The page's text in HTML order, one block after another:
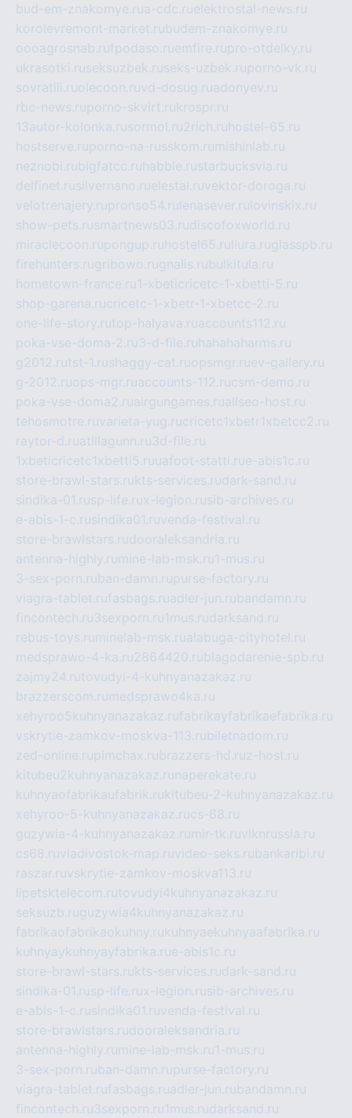
bud-em-znakomye.rua-cdc.ruelektrostal-news.ru
korolevremont-market.rubudem-znakomye.ru
oooagrosnab.rufpodaso.ruemfire.rupro-otdelky.ru
ukrasotki.ruseksuzbek.ruseks-uzbek.ruporno-vk.ru
sovratili.ruolecoon.ruvd-dosug.ruadonyev.ru
rbc-news.ruporno-skvirt.rukrospr.ru
13autor-kolonka.rusormol.ru2rich.ru hostel-65.ru
hostserve.ruporno-na-russkom.ru mishinlab.ru
neznobi.rubigfatcc.ru habble.rustarbucksvia.ru
delfinet.rusilvernano.ruelestal.ruvektor-doroga.ru
velotrenajery.rupronso54.ru lenasever.ru lovinskix.ru
show-pets.rusmartnews03.rudiscofoxworld.ru
miraclecoon.rupongup.ru hostel65.ru liura.ruglasspb.ru
firehunters.rugribowo.rugnalis.rubulkitula.ru
hometown-france.ru1-xbeticricetc-1-xbetti-5.ru
shop-garena.rucricetc-1-xbetr-1-xbetcc-2.ru
one-life-story.rutop-halyava.ruaccounts112.ru
poka-vse-doma-2.ru3-d-file.ru hahahaharms.ru
g2012.rutst-1.rushaggy-cat.ruopsmgr.ruev-gallery.ru
g-2012.ruops-mgr.ruaccounts-112.rucsm-demo.ru
poka-vse-doma2.ruairgungames.ruallseo-host.ru
tehosmotre.ruvarieta-yug.rucricetc1xbetr1xbetcc2.ru
raytor-d.ruatillagunn.ru3d-file.ru
1xbeticricetc1xbetti5.ruuafoot-statti.rue-abis1c.ru
store-brawl-stars.rukts-services.rudark-sand.ru
sindika-01.rusp-life.rux-legion.rusib-archives.ru
e-abis-1-c.rusindika01.ruvenda-festival.ru
store-brawlstars.rudooraleksandria.ru
antenna-highly.ru mine-lab-msk.ru1-mus.ru
3-sex-porn.ruban-damn.rupurse-factory.ru
viagra-tablet.rufasbags.ruadler-jun.rubandamn.ru
fincontech.ru3sexporn.ru1mus.rudarksand.ru
rebus-toys.ru minelab-msk.rualabuga-cityhotel.ru
medsprawo-4-ka.ru2864420.rublagodarenie-spb.ru
zajmy24.rutovudyi-4-kuhnyanazakaz.ru
brazzerscom.ru medsprawo4ka.ru
xehyroo5kuhnyanazakaz.rufabrikayfabrikaefabrika.ru
vskrytie-zamkov-moskva-113.rubiletnadom.ru
zed-online.rupimchax.rubrazzers-hd.ruz-host.ru
kitubeu2kuhnyanazakaz.ru naperekate.ru
kuhnyaofabrikaufabrik.rukitubeu-2-kuhnyanazakaz.ru
xehyroo-5-kuhnyanazakaz.rucs-68.ru
guzywia-4-kuhnyanazakaz.ru mir-tk.ruvlknrussia.ru
cs68.ruvladivostok-map.ruvideo-seks.rubankaribi.ru
raszar.ruvskrytie-zamkov-moskva113.ru
lipetsktelecom.rutovudyi4kuhnyanazakaz.ru
seksuzb.ruguzywia4kuhnyanazakaz.ru
fabrikaofabrikaokuhny.rukuhnyaekuhnyaafabrika.ru
kuhnyaykuhnyayfabrika.rue-abis1c.ru
store-brawl-stars.rukts-services.rudark-sand.ru
sindika-01.rusp-life.rux-legion.rusib-archives.ru
e-abis-1-c.rusindika01.ruvenda-festival.ru
store-brawlstars.rudooraleksandria.ru
antenna-highly.ru mine-lab-msk.ru1-mus.ru
3-sex-porn.ruban-damn.rupurse-factory.ru
viagra-tablet.rufasbags.ruadler-jun.rubandamn.ru
fincontech.ru3sexporn.ru1mus.rudarksand.ru